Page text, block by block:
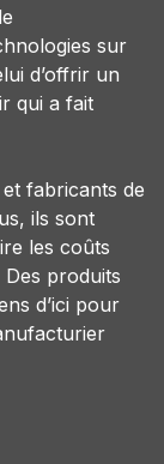
sur
d’offrir un
qui a fait
fabricants de
ils sont
les coûts
produits
d’ici pour